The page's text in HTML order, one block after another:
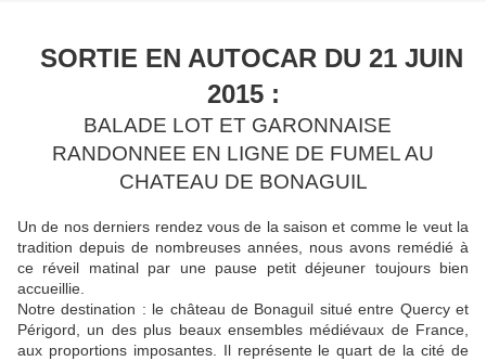
SORTIE EN AUTOCAR DU 21 JUIN
2015 :
BALADE LOT ET GARONNAISE
RANDONNEE EN LIGNE DE FUMEL AU
CHATEAU DE BONAGUIL
Un de nos derniers rendez vous de la saison et comme le veut la
tradition depuis de nombreuses années, nous avons remédié à
ce réveil matinal par une pause petit déjeuner toujours bien
accueillie.
Notre destination : le château de Bonaguil situé entre Quercy et
Périgord, un des plus beaux ensembles médiévaux de France,
aux proportions imposantes. Il représente le quart de la cité de